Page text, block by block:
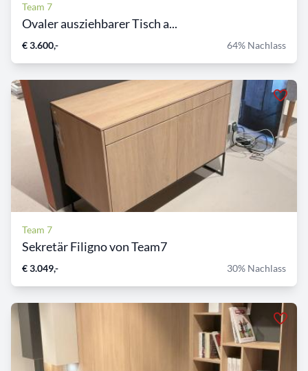
Team 7
Ovaler ausziehbarer Tisch a...
€ 3.600,- 64% Nachlass
Team 7
Sekretär Filigno von Team7
€ 3.049,- 30% Nachlass